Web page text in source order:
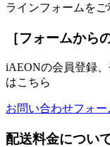
ラインフォームをご
［フォームから
iAEONの会員登録
はこちら
お問い合わせフォー
配送料金につい